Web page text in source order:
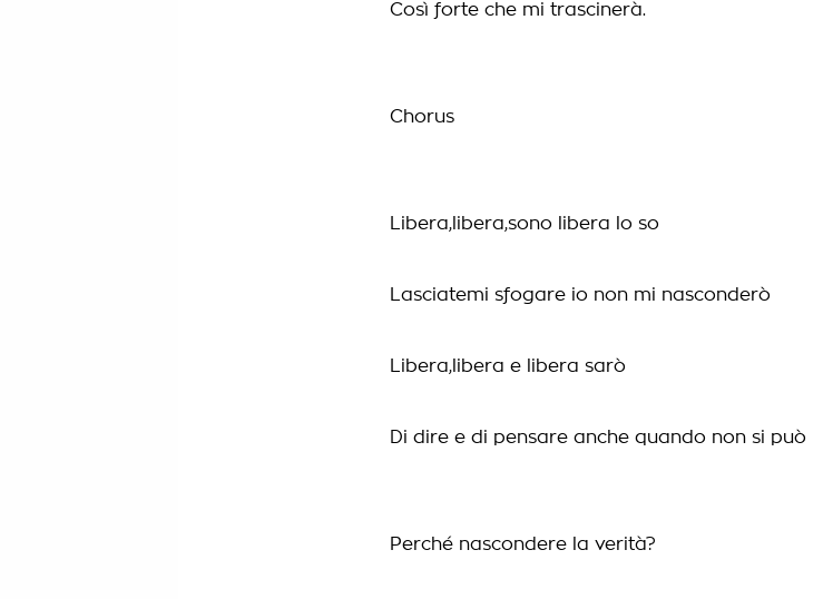
Così forte che mi trascinerà.
Chorus
Libera,libera,sono libera lo so
Lasciatemi sfogare io non mi nasconderò
Libera,libera e libera sarò
Di dire e di pensare anche quando non si può
Perché nascondere la verità?